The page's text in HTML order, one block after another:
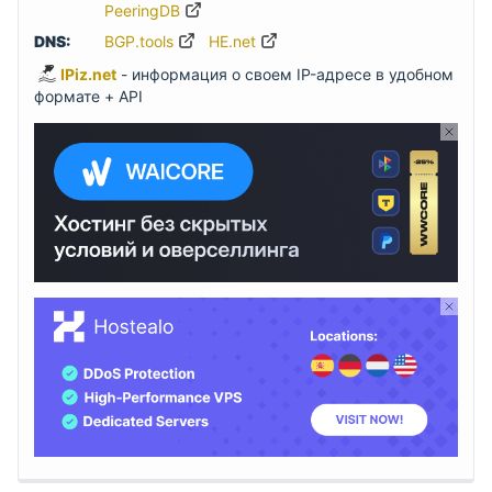
PeeringDB
DNS:
BGP.tools
HE.net
IPiz.net - информация о своем IP-адресе в удобном
формате + API